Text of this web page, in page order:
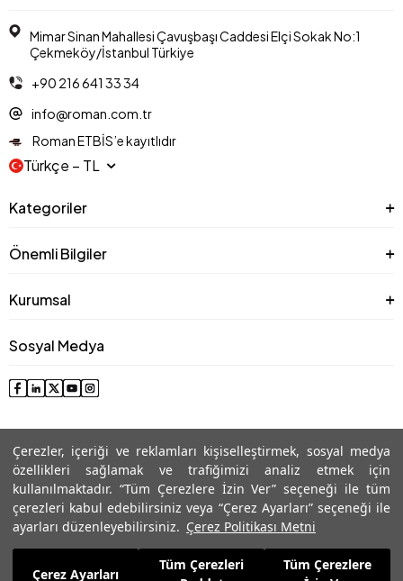
Çerezler, içeriği ve reklamları kişiselleştirmek, sosyal medya
özellikleri sağlamak ve trafiğimizi analiz etmek için
kullanılmaktadır. “Tüm Çerezlere İzin Ver” seçeneği ile tüm
çerezleri kabul edebilirsiniz veya “Çerez Ayarları” seçeneği ile
ayarları düzenleyebilirsiniz. Çerez Politikası Metni
Çerez Ayarları
Tüm Çerezleri
Tüm Çerezlere
7.219,99TL
Mimar Sinan Mahallesi Çavuşbaşı Caddesi Elçi Sokak No:1
Çekmeköy/İstanbul Türkiye
+90 216 641 33 34
info@roman.com.tr
Roman ETBİS’e kayıtlıdır
Türkçe − TL
Kategoriler
Önemli Bilgiler
Kurumsal
Sosyal Medya
© 2025 Roman® Tüm Hakları Saklıdır, İzinsiz kullanılamaz